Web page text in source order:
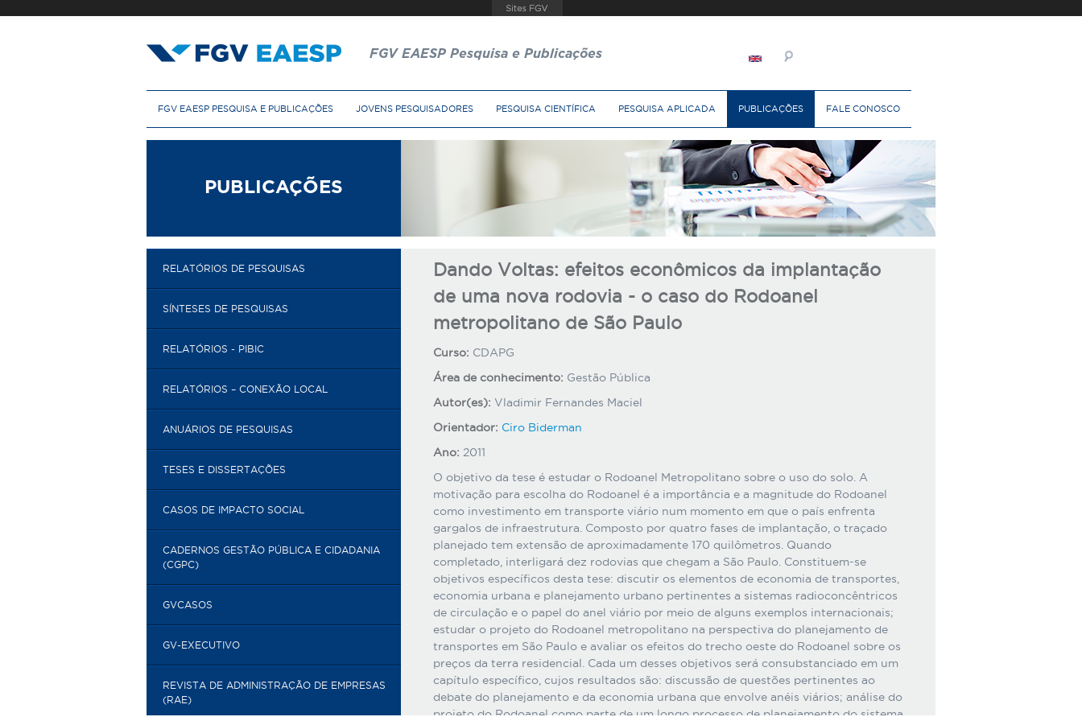
FGV EAESP Pesquisa e Publicações
n
c
i
a
FGV EAESP PESQUISA E PUBLICAÇÕES JOVENS PESQUISADORES PESQUISA CIENTÍFICA PESQUISA APLICADA PUBLICAÇÕES FALE CONOSCO
PUBLICAÇÕES
Dando Voltas: efeitos econômicos da implantação
de uma nova rodovia - o caso do Rodoanel
metropolitano de São Paulo
Curso: CDAPG
Área de conhecimento: Gestão Pública
Autor(es): Vladimir Fernandes Maciel
Orientador: Ciro Biderman
Ano: 2011
O objetivo da tese é estudar o Rodoanel Metropolitano sobre o uso do solo. A
motivação para escolha do Rodoanel é a importância e a magnitude do Rodoanel
como investimento em transporte viário num momento em que o país enfrenta
gargalos de infraestrutura. Composto por quatro fases de implantação, o traçado
planejado tem extensão de aproximadamente 170 quilômetros. Quando
completado, interligará dez rodovias que chegam a São Paulo. Constituem-se
objetivos específicos desta tese: discutir os elementos de economia de transportes,
economia urbana e planejamento urbano pertinentes a sistemas radioconcêntricos
de circulação e o papel do anel viário por meio de alguns exemplos internacionais;
estudar o projeto do Rodoanel metropolitano na perspectiva do planejamento de
transportes em São Paulo e avaliar os efeitos do trecho oeste do Rodoanel sobre os
preços da terra residencial. Cada um desses objetivos será consubstanciado em um
capítulo específico, cujos resultados são: discussão de questões pertinentes ao
debate do planejamento e da economia urbana que envolve anéis viários; análise do
projeto do Rodoanel como parte de um longo processo de planejamento do sistema
RELATÓRIOS DE PESQUISAS
SÍNTESES DE PESQUISAS
RELATÓRIOS - PIBIC
RELATÓRIOS – CONEXÃO LOCAL
ANUÁRIOS DE PESQUISAS
TESES E DISSERTAÇÕES
CASOS DE IMPACTO SOCIAL
CADERNOS GESTÃO PÚBLICA E CIDADANIA
(CGPC)
GVCASOS
GV-EXECUTIVO
REVISTA DE ADMINISTRAÇÃO DE EMPRESAS
(RAE)